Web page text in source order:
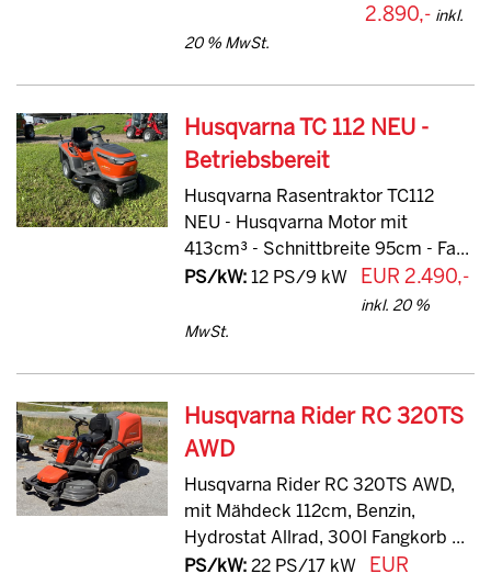
2.890,- inkl.
20 % MwSt.
Husqvarna TC 112 NEU -
Betriebsbereit
Husqvarna Rasentraktor TC112
NEU - Husqvarna Motor mit
413cm³ - Schnittbreite 95cm - Fa...
PS/kW:12 PS/9 kW EUR 2.490,-
inkl. 20 %
MwSt.
Husqvarna Rider RC 320TS
AWD
Husqvarna Rider RC 320TS AWD,
mit Mähdeck 112cm, Benzin,
Hydrostat Allrad, 300l Fangkorb ...
PS/kW:22 PS/17 kW
EUR